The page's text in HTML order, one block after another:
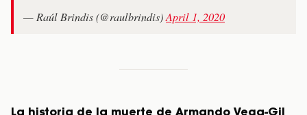
— Raúl Brindis (@raulbrindis)April 1, 2020
La historia de la muerte de Armando Vega-Gil